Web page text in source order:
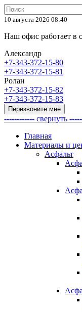
10 августа 2026 08:40
Наш офис работает в
Александр
+7-343-372-15-80
+7-343-372-15-81
Ролан
+7-343-372-15-82
+7-343-372-15-83
Перезвоните мне
------------ свернуть
Главная
Материалы и
Асфальт